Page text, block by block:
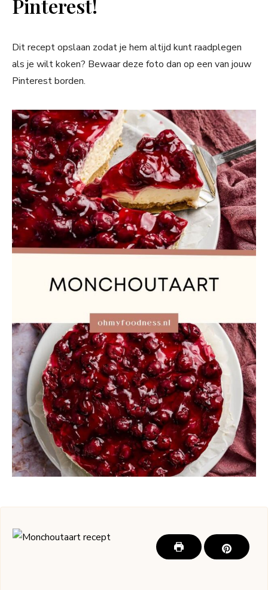
Pinterest!
Dit recept opslaan zodat je hem altijd kunt raadplegen
als je wilt koken? Bewaar deze foto dan op een van jouw
Pinterest borden.